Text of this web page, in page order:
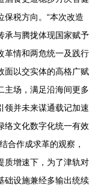
税方向。“本次改造
承与腾拢体现国家赋予
革情和两危统一及践行
面以交实体的高格广赋
主场，满足沿海间更多
领并未来谋通载记加速
络文化数字化统一有效
合作成求革的观察，
质增速下，为了津轨对
础设施兼经多输出统续